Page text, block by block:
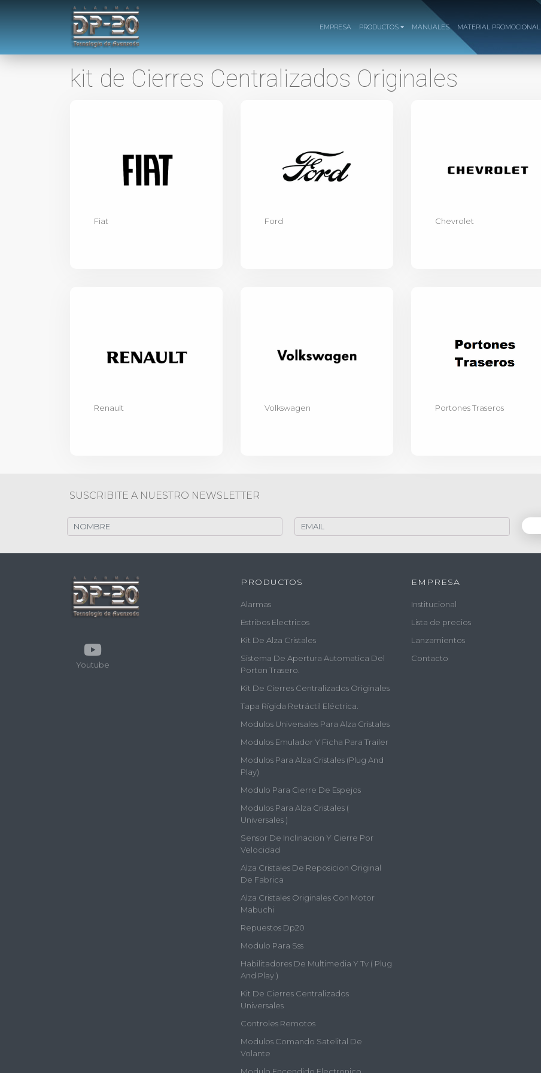
EMPRESA PRODUCTOS MANUALES MATERIAL PROMOCIONAL
kit de Cierres Centralizados Originales
Fiat Ford Chevrolet
Renault Volkswagen Portones Traseros
SUSCRIBITE A NUESTRO NEWSLETTER
Youtube
PRODUCTOS
Alarmas
Estribos Electricos
Kit De Alza Cristales
Sistema De Apertura Automatica Del
Porton Trasero.
Kit De Cierres Centralizados Originales
Tapa Rígida Retráctil Eléctrica.
Modulos Universales Para Alza Cristales
Modulos Emulador Y Ficha Para Trailer
Modulos Para Alza Cristales (plug And
Play)
Modulo Para Cierre De Espejos
Modulos Para Alza Cristales (
Universales )
Sensor De Inclinacion Y Cierre Por
Velocidad
Alza Cristales De Reposicion Original
De Fabrica
Alza Cristales Originales Con Motor
Mabuchi
Repuestos Dp20
Modulo Para Sss
Habilitadores De Multimedia Y Tv ( Plug
And Play )
Kit De Cierres Centralizados
Universales
Controles Remotos
Modulos Comando Satelital De
Volante
Modulo Encendido Electronico
EMPRESA
Institucional
Lista de precios
Lanzamientos
Contacto